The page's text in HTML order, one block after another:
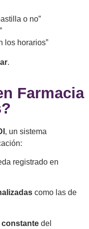
o no”
los horarios”
.
Farmacia
, un sistema
registrado en
como las de
del